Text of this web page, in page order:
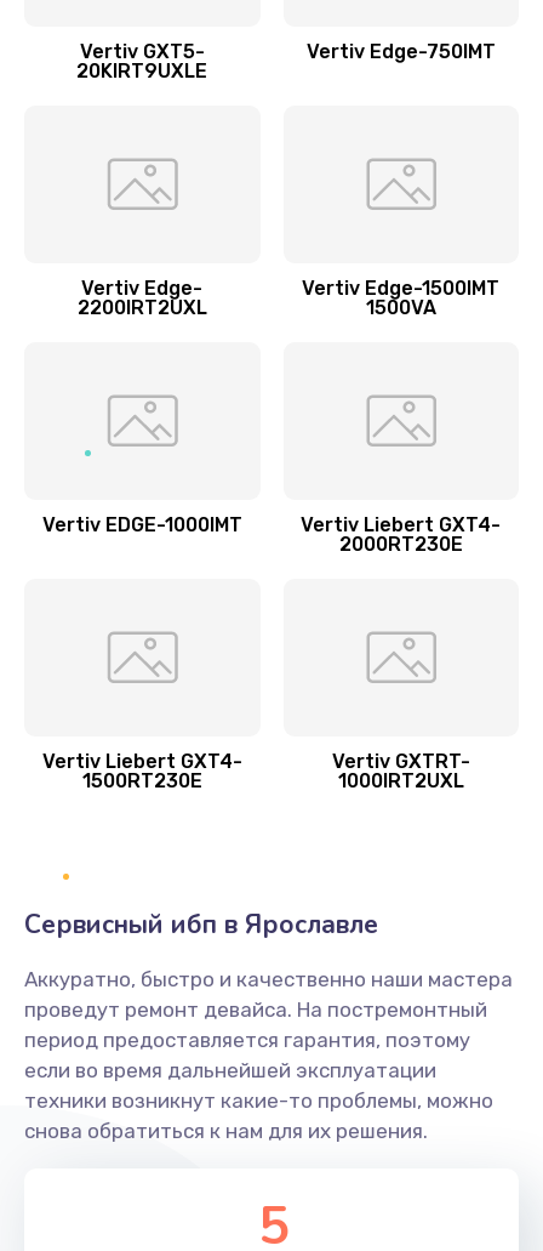
Vertiv GXT5-
20KIRT9UXLE
Vertiv Edge-750IMT
Vertiv Edge-
2200IRT2UXL
Vertiv Edge-1500IMT
1500VA
Vertiv EDGE-1000IMT
Vertiv Liebert GXT4-
2000RT230E
Vertiv Liebert GXT4-
1500RT230E
Vertiv GXTRT-
1000IRT2UXL
Сервисный ибп в Ярославле
Аккуратно, быстро и качественно наши мастера
проведут ремонт девайса. На постремонтный
период предоставляется гарантия, поэтому
если во время дальнейшей эксплуатации
техники возникнут какие-то проблемы, можно
снова обратиться к нам для их решения.
5